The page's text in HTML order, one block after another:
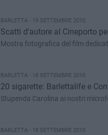
BARLETTA - 19 SETTEMBRE 2010
Scatti d'autore al Cineporto
Mostra fotografica del film
BARLETTA - 18 SETTEMBRE 2010
20 sigarette: Barlettalife e
Stupenda Carolina ai nostri
BARLETTA - 18 SETTEMBRE 2010